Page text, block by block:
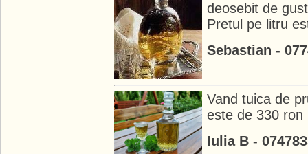
deosebit de
Pretul pe litru
Sebastian -
Vand tuica de
este de 330 ron
Iulia B -